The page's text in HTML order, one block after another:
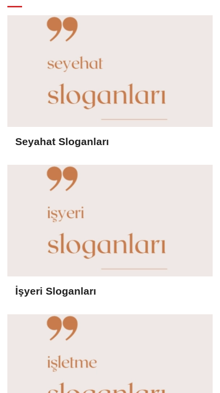
Seyahat Sloganları
İşyeri Sloganları